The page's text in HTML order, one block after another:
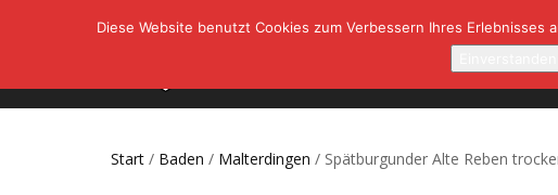
Start / Baden / Malterdingen / Spätburgunder Alte Reben
Diese Website benutzt Cookies zum Verbessern Ihres